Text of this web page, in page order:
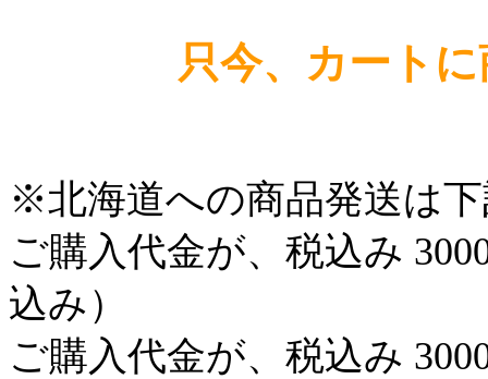
只今、カート
※北海道への商品発送は
ご購入代金が、税込み
込み）
ご購入代金が、税込み